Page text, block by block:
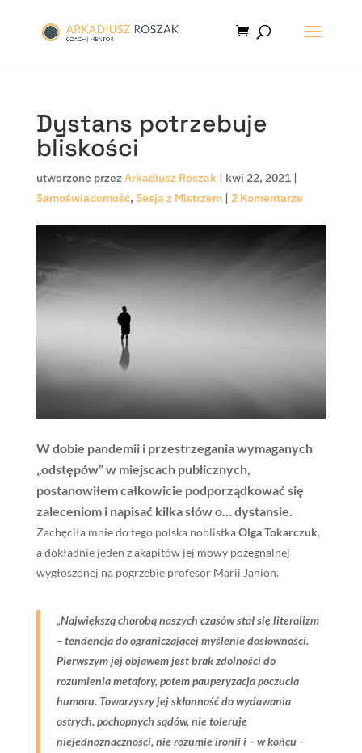
Dystans potrzebuje
bliskości
utworzone przezArkadiusz Roszak| kwi 22, 2021|
Samoświadomość, Sesja z Mistrzem| 2 Komentarze
W dobie pandemii i przestrzegania wymaganych
„odstępów” w miejscach publicznych,
postanowiłem całkowicie podporządkować się
zaleceniom i napisać kilka słów o… dystansie.
Zachęciła mnie do tego polska noblistkaOlga Tokarczuk,
a dokładnie jeden z akapitów jej mowy pożegnalnej
wygłoszonej na pogrzebie profesor Marii Janion.
„Największą chorobą naszych czasów stał się literalizm
– tendencja do ograniczającej myślenie dosłowności.
Pierwszym jej objawem jest brak zdolności do
rozumienia metafory, potem pauperyzacja poczucia
humoru. Towarzyszy jej skłonność do wydawania
ostrych, pochopnych sądów, nie toleruje
niejednoznaczności, nie rozumie ironii i – w końcu –